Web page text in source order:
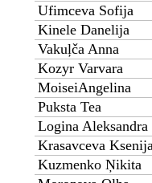
Ufimceva Sofija
Kinele Danelija
Vakuļča Anna
Kozyr Varvara
MoiseiAngelina
Puksta Tea
Logina Aleksandra
Krasavceva
Kuzmenko Ņikita